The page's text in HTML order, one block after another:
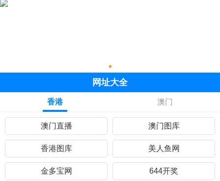
网址大全
香港 澳门
澳门直播 澳门图库
香港图库 美人鱼网
金多宝网 644开奖